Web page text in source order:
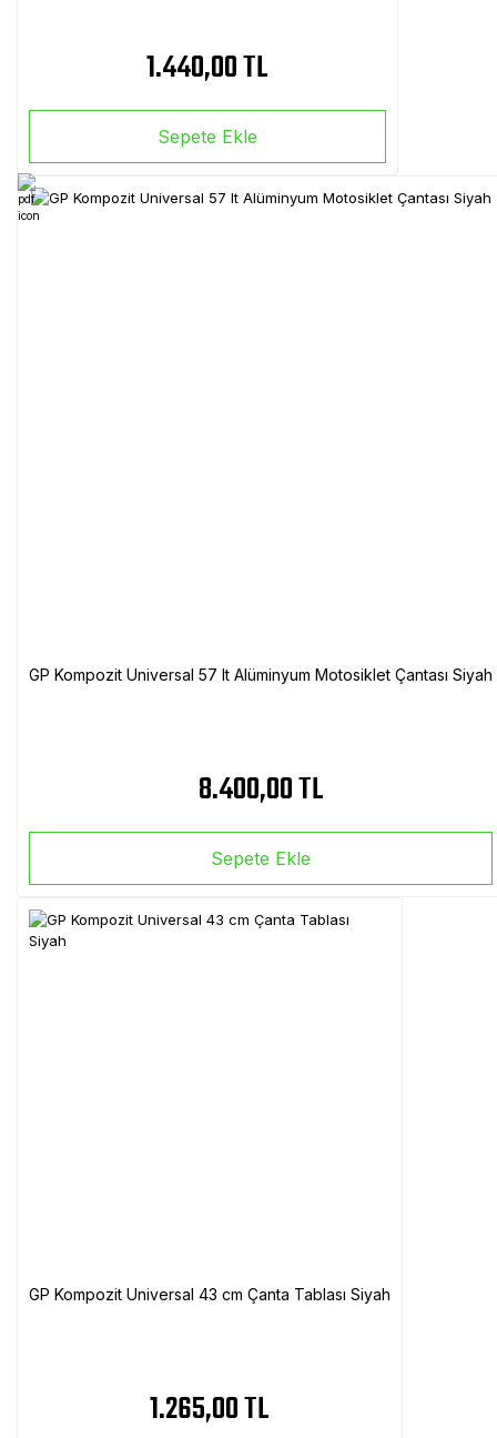
1.440,00 TL
Sepete Ekle
GP Kompozit Universal 57 lt Alüminyum Motosiklet Çantası Siyah
8.400,00 TL
Sepete Ekle
GP Kompozit Universal 43 cm Çanta Tablası Siyah
1.265,00 TL